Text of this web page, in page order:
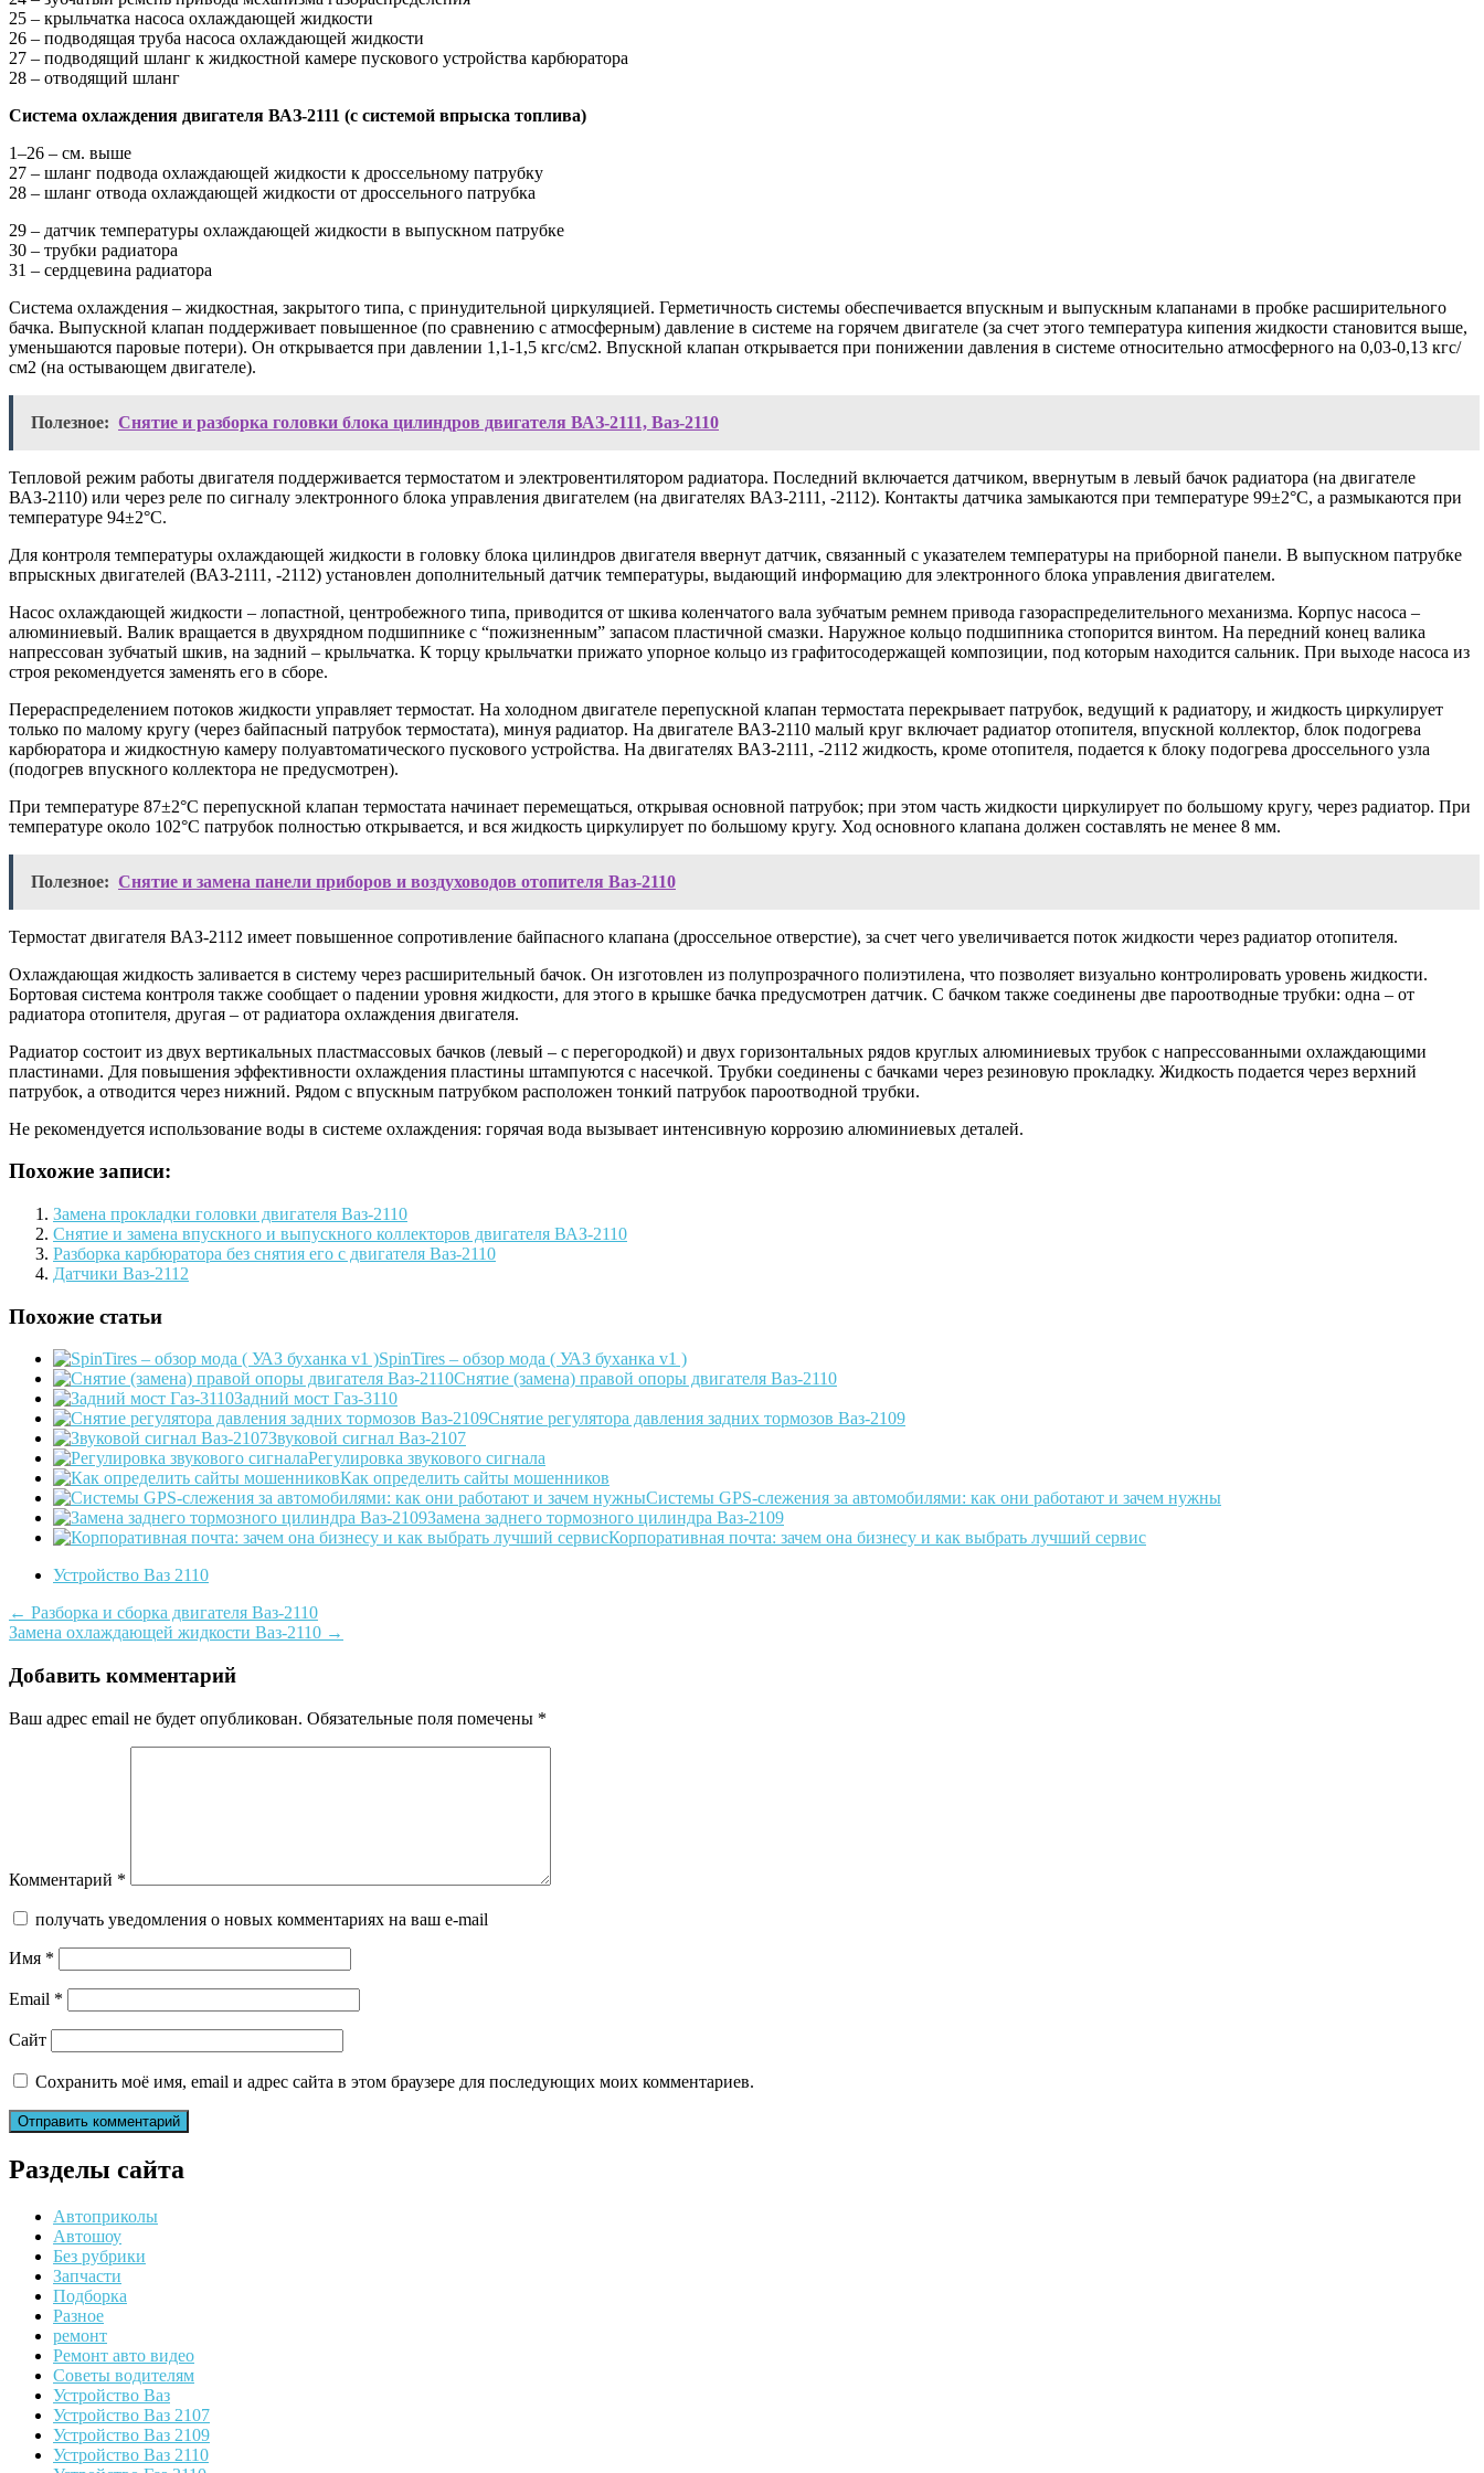
25 – крыльчатка насоса охлаждающей жидкости
26 – подводящая труба насоса охлаждающей жидкости
27 – подводящий шланг к жидкостной камере пускового устройства карбюратора
28 – отводящий шланг
Система охлаждения двигателя ВАЗ-2111 (с системой впрыска топлива)
1–26 – см. выше
27 – шланг подвода охлаждающей жидкости к дроссельному патрубку
28 – шланг отвода охлаждающей жидкости от дроссельного патрубка
29 – датчик температуры охлаждающей жидкости в выпускном патрубке
30 – трубки радиатора
31 – сердцевина радиатора
Система охлаждения – жидкостная, закрытого типа, с принудительной циркуляцией. Герметичность системы обеспечивается впускным и выпускным клапанами в пробке расширительного
бачка. Выпускной клапан поддерживает повышенное (по сравнению с атмосферным) давление в системе на горячем двигателе (за счет этого температура кипения жидкости становится выше,
уменьшаются паровые потери). Он открывается при давлении 1,1-1,5 кгс/см2. Впускной клапан открывается при понижении давления в системе относительно атмосферного на 0,03-0,13 кгс/
см2 (на остывающем двигателе).
Полезное: Снятие и разборка головки блока цилиндров двигателя ВАЗ-2111, Ваз-2110
Тепловой режим работы двигателя поддерживается термостатом и электровентилятором радиатора. Последний включается датчиком, ввернутым в левый бачок радиатора (на двигателе
ВАЗ-2110) или через реле по сигналу электронного блока управления двигателем (на двигателях ВАЗ-2111, -2112). Контакты датчика замыкаются при температуре 99±2°С, а размыкаются при
температуре 94±2°С.
Для контроля температуры охлаждающей жидкости в головку блока цилиндров двигателя ввернут датчик, связанный с указателем температуры на приборной панели. В выпускном патрубке
впрыскных двигателей (ВАЗ-2111, -2112) установлен дополнительный датчик температуры, выдающий информацию для электронного блока управления двигателем.
Насос охлаждающей жидкости – лопастной, центробежного типа, приводится от шкива коленчатого вала зубчатым ремнем привода газораспределительного механизма. Корпус насоса –
алюминиевый. Валик вращается в двухрядном подшипнике с “пожизненным” запасом пластичной смазки. Наружное кольцо подшипника стопорится винтом. На передний конец валика
напрессован зубчатый шкив, на задний – крыльчатка. К торцу крыльчатки прижато упорное кольцо из графитосодержащей композиции, под которым находится сальник. При выходе насоса из
строя рекомендуется заменять его в сборе.
Перераспределением потоков жидкости управляет термостат. На холодном двигателе перепускной клапан термостата перекрывает патрубок, ведущий к радиатору, и жидкость циркулирует
только по малому кругу (через байпасный патрубок термостата), минуя радиатор. На двигателе ВАЗ-2110 малый круг включает радиатор отопителя, впускной коллектор, блок подогрева
карбюратора и жидкостную камеру полуавтоматического пускового устройства. На двигателях ВАЗ-2111, -2112 жидкость, кроме отопителя, подается к блоку подогрева дроссельного узла
(подогрев впускного коллектора не предусмотрен).
При температуре 87±2°С перепускной клапан термостата начинает перемещаться, открывая основной патрубок; при этом часть жидкости циркулирует по большому кругу, через радиатор. При
температуре около 102°С патрубок полностью открывается, и вся жидкость циркулирует по большому кругу. Ход основного клапана должен составлять не менее 8 мм.
Полезное: Снятие и замена панели приборов и воздуховодов отопителя Ваз-2110
Термостат двигателя ВАЗ-2112 имеет повышенное сопротивление байпасного клапана (дроссельное отверстие), за счет чего увеличивается поток жидкости через радиатор отопителя.
Охлаждающая жидкость заливается в систему через расширительный бачок. Он изготовлен из полупрозрачного полиэтилена, что позволяет визуально контролировать уровень жидкости.
Бортовая система контроля также сообщает о падении уровня жидкости, для этого в крышке бачка предусмотрен датчик. С бачком также соединены две пароотводные трубки: одна – от
радиатора отопителя, другая – от радиатора охлаждения двигателя.
Радиатор состоит из двух вертикальных пластмассовых бачков (левый – с перегородкой) и двух горизонтальных рядов круглых алюминиевых трубок с напрессованными охлаждающими
пластинами. Для повышения эффективности охлаждения пластины штампуются с насечкой. Трубки соединены с бачками через резиновую прокладку. Жидкость подается через верхний
патрубок, а отводится через нижний. Рядом с впускным патрубком расположен тонкий патрубок пароотводной трубки.
Не рекомендуется использование воды в системе охлаждения: горячая вода вызывает интенсивную коррозию алюминиевых деталей.
Похожие записи:
Замена прокладки головки двигателя Ваз-2110
Снятие и замена впускного и выпускного коллекторов двигателя ВАЗ-2110
Разборка карбюратора без снятия его с двигателя Ваз-2110
Датчики Ваз-2112
Похожие статьи
SpinTires – обзор мода ( УАЗ буханка v1 )
Снятие (замена) правой опоры двигателя Ваз-2110
Задний мост Газ-3110
Снятие регулятора давления задних тормозов Ваз-2109
Звуковой сигнал Ваз-2107
Регулировка звукового сигнала
Как определить сайты мошенников
Системы GPS-слежения за автомобилями: как они работают и зачем нужны
Замена заднего тормозного цилиндра Ваз-2109
Корпоративная почта: зачем она бизнесу и как выбрать лучший сервис
Устройство Ваз 2110
Post
navigation
← Разборка и сборка двигателя Ваз-2110
Замена охлаждающей жидкости Ваз-2110 →
Добавить комментарий
Ваш адрес email не будет опубликован. Обязательные поля помечены *
Комментарий *
получать уведомления о новых комментариях на ваш e-mail
Имя *
Email *
Сайт
Сохранить моё имя, email и адрес сайта в этом браузере для последующих моих комментариев.
Разделы сайта
Автоприколы
Автошоу
Без рубрики
Запчасти
Подборка
Разное
ремонт
Ремонт авто видео
Советы водителям
Устройство Ваз
Устройство Ваз 2107
Устройство Ваз 2109
Устройство Ваз 2110